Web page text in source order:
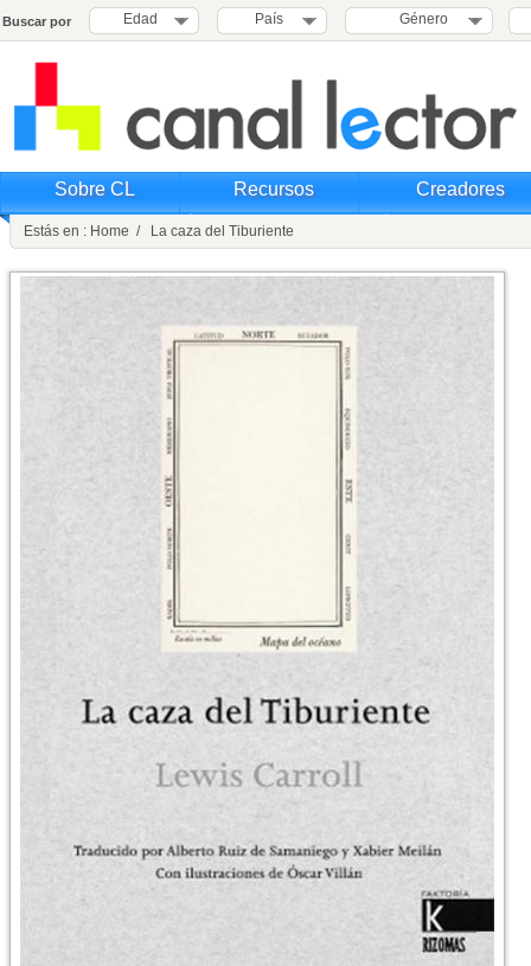
Buscar por Edad País Género
Sobre CL Recursos Creadores
Estás en : Home / La caza del Tiburiente